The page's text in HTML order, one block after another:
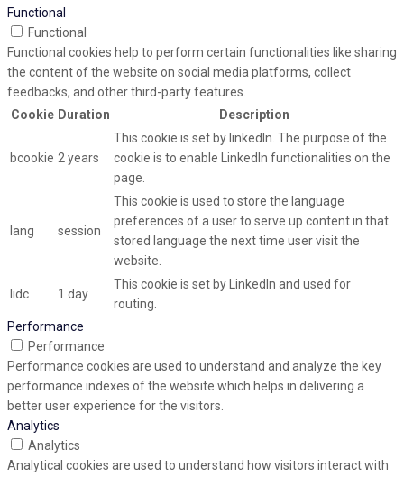
Functional
Functional
Functional cookies help to perform certain functionalities like sharing
the content of the website on social media platforms, collect
feedbacks, and other third-party features.
Cookie Duration Description
bcookie 2 years
This cookie is set by linkedIn. The purpose of the
cookie is to enable LinkedIn functionalities on the
page.
lang session
This cookie is used to store the language
preferences of a user to serve up content in that
stored language the next time user visit the
website.
lidc 1 day
This cookie is set by LinkedIn and used for
routing.
Performance
Performance
Performance cookies are used to understand and analyze the key
performance indexes of the website which helps in delivering a
better user experience for the visitors.
Analytics
Analytics
Analytical cookies are used to understand how visitors interact with